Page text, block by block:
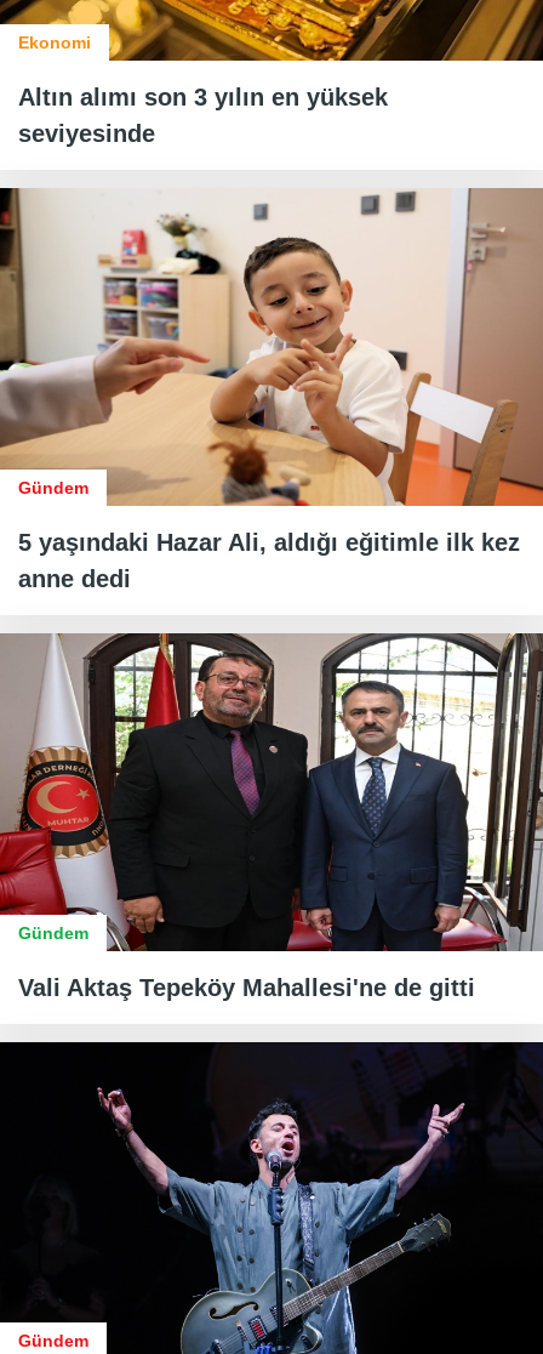
Ekonomi
Altın alımı son 3 yılın en yüksek
seviyesinde
Gündem
5 yaşındaki Hazar Ali, aldığı eğitimle ilk kez
anne dedi
Gündem
Vali Aktaş Tepeköy Mahallesi'ne de gitti
Gündem